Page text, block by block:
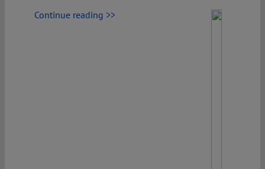
Continue reading >>